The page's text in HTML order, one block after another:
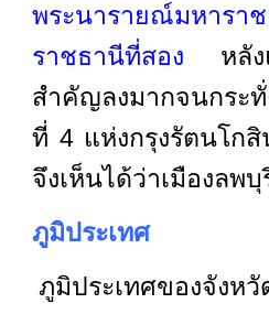
พระนารายณ์มหารา
ราชธานีที่สอง หลั
สำคัญลงมากจนกระทั่
ที่ 4 แห่งกรุงรัตนโก
จึงเห็นได้ว่าเมืองล
ภูมิประเทศ
ภูมิประเทศของจังห